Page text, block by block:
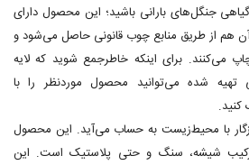
جنگل‌های بارانی باشید؛ این محصول دارای
هم از طریق منابع چوب قانونی حاصل می‌شود و
می‌کنند. برای اینکه خاطرجمع شوید که لایه
تهیه شده می‌توانید محصول موردنظر را با
با محیط‌زیست به حساب می‌آید. این محصول
شیشه، سنگ و حتی پلاستیک است. این